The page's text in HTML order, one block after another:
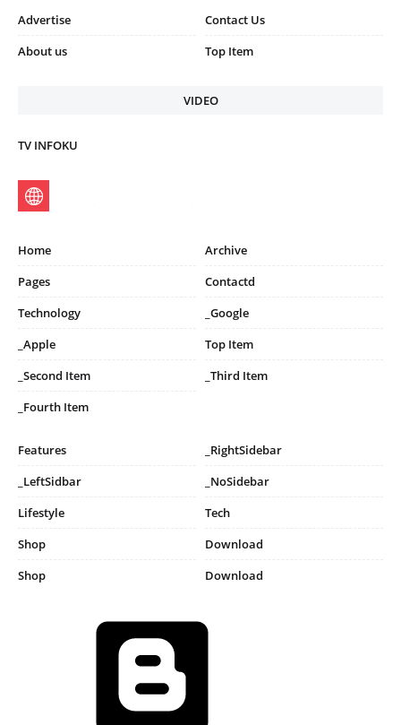
Advertise
Contact Us
About us
Top Item
VIDEO
TV INFOKU
Home
Archive
Pages
Contactd
Technology
_Google
_Apple
Top Item
_Second Item
_Third Item
_Fourth Item
Features
_RightSidebar
_LeftSidbar
_NoSidebar
Lifestyle
Tech
Shop
Download
Shop
Download